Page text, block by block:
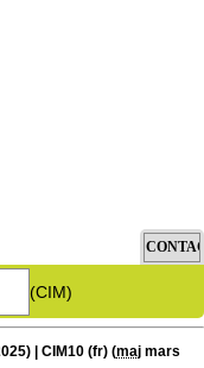
(CIM)
| CIM10 (fr) (maj mars